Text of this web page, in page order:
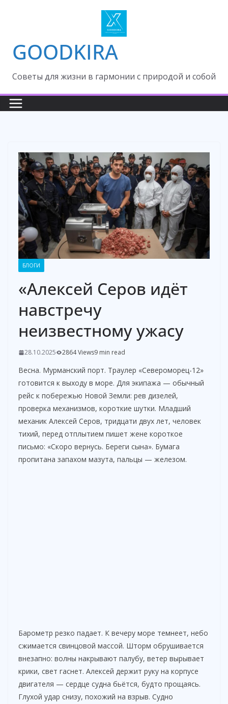
GOODKIRA
Cоветы для жизни в гармонии с природой и собой
БЛОГИ
«Алексей Серов идёт
навстречу
неизвестному ужасу
28.10.2025 2864 Views9 min read
Весна. Мурманский порт. Траулер «Североморец-12»
готовится к выходу в море. Для экипажа — обычный
рейс к побережью Новой Земли: рев дизелей,
проверка механизмов, короткие шутки. Младший
механик Алексей Серов, тридцати двух лет, человек
тихий, перед отплытием пишет жене короткое
письмо: «Скоро вернусь. Береги сына». Бумага
пропитана запахом мазута, пальцы — железом.
Барометр резко падает. К вечеру море темнеет, небо
сжимается свинцовой массой. Шторм обрушивается
внезапно: волны накрывают палубу, ветер вырывает
крики, свет гаснет. Алексей держит руку на корпусе
двигателя — сердце судна бьётся, будто прощаясь.
Глухой удар снизу, похожий на взрыв. Судно